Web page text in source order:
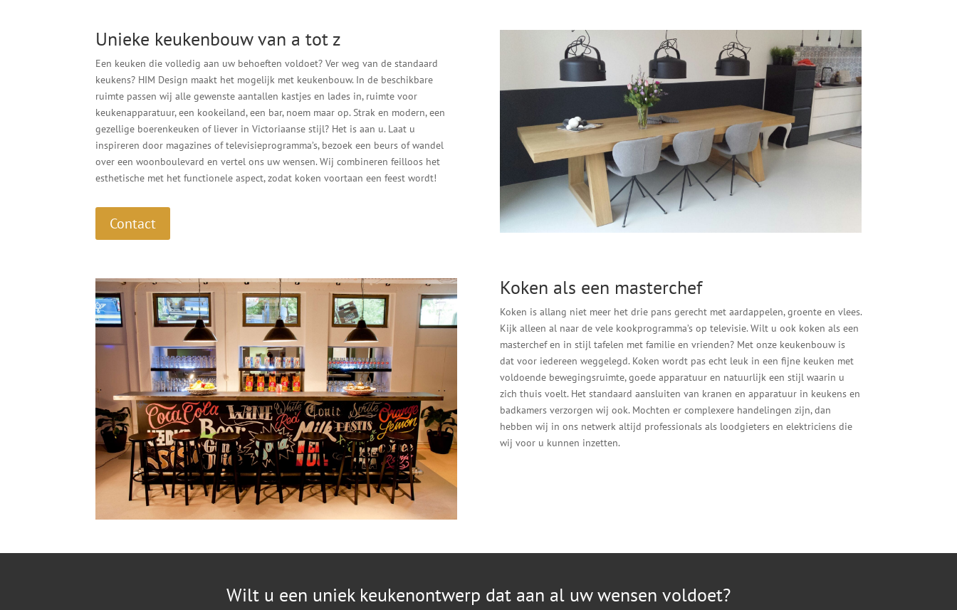
Unieke keukenbouw van a tot z
Een keuken die volledig aan uw behoeften voldoet? Ver weg van de standaard
keukens? HIM Design maakt het mogelijk met keukenbouw. In de beschikbare
ruimte passen wij alle gewenste aantallen kastjes en lades in, ruimte voor
keukenapparatuur, een kookeiland, een bar, noem maar op. Strak en modern, een
gezellige boerenkeuken of liever in Victoriaanse stijl? Het is aan u. Laat u
inspireren door magazines of televisieprogramma’s, bezoek een beurs of wandel
over een woonboulevard en vertel ons uw wensen. Wij combineren feilloos het
esthetische met het functionele aspect, zodat koken voortaan een feest wordt!
Contact
Koken als een masterchef
Koken is allang niet meer het drie pans gerecht met aardappelen, groente en vlees.
Kijk alleen al naar de vele kookprogramma’s op televisie. Wilt u ook koken als een
masterchef en in stijl tafelen met familie en vrienden? Met onze keukenbouw is
dat voor iedereen weggelegd. Koken wordt pas echt leuk in een fijne keuken met
voldoende bewegingsruimte, goede apparatuur en natuurlijk een stijl waarin u
zich thuis voelt. Het standaard aansluiten van kranen en apparatuur in keukens en
badkamers verzorgen wij ook. Mochten er complexere handelingen zijn, dan
hebben wij in ons netwerk altijd professionals als loodgieters en elektriciens die
wij voor u kunnen inzetten.
Wilt u een uniek keukenontwerp dat aan al uw wensen voldoet?